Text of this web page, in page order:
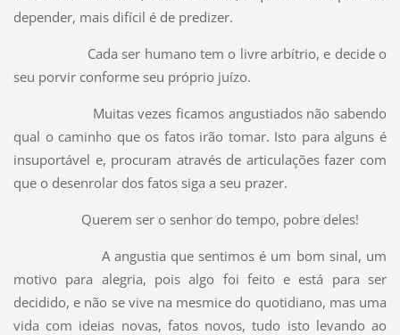
depender, mais difícil é de predizer.
Cada ser humano tem o livre arbítrio, e decide o
seu porvir conforme seu próprio juízo.
Muitas vezes ficamos angustiados não sabendo
qual o caminho que os fatos irão tomar. Isto para alguns é
insuportável e, procuram através de articulações fazer com
que o desenrolar dos fatos siga a seu prazer.
Querem ser o senhor do tempo, pobre deles!
A angustia que sentimos é um bom sinal, um
motivo para alegria, pois algo foi feito e está para ser
decidido, e não se vive na mesmice do quotidiano, mas uma
vida com ideias novas, fatos novos, tudo isto levando ao